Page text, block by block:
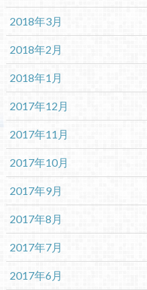
2018年3月
2018年2月
2018年1月
2017年12月
2017年11月
2017年10月
2017年9月
2017年8月
2017年7月
2017年6月